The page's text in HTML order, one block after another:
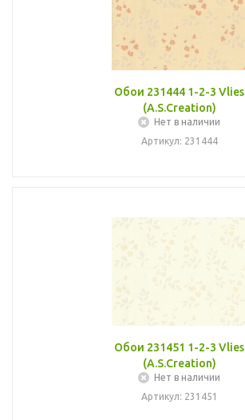
Обои 231444 1-2-3 Vlies
(A.S.Creation)
Нет в наличии
Артикул: 231444
Обои 231451 1-2-3 Vlies
(A.S.Creation)
Нет в наличии
Артикул: 231451